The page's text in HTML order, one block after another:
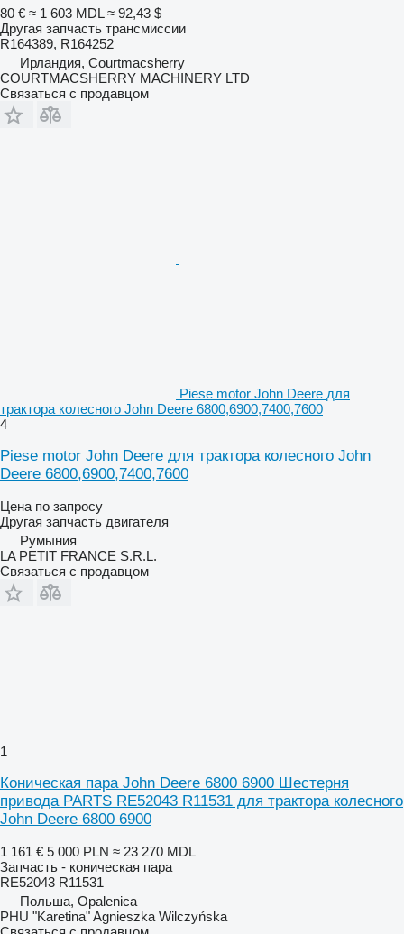
80 € ≈ 1 603 MDL ≈ 92,43 $
Другая запчасть трансмиссии
R164389, R164252
Ирландия, Courtmacsherry
COURTMACSHERRY MACHINERY LTD
Связаться с продавцом
Piese motor John Deere для
трактора колесного John Deere 6800,6900,7400,7600
4
Piese motor John Deere для трактора колесного John
Deere 6800,6900,7400,7600
Цена по запросу
Другая запчасть двигателя
Румыния
LA PETIT FRANCE S.R.L.
Связаться с продавцом
1
Коническая пара John Deere 6800 6900 Шестерня
привода PARTS RE52043 R11531 для трактора колесного
John Deere 6800 6900
1 161 € 5 000 PLN ≈ 23 270 MDL
Запчасть - коническая пара
RE52043 R11531
Польша, Opalenica
PHU "Karetina" Agnieszka Wilczyńska